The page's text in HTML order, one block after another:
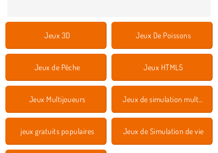
Jeux 3D Jeux De Poissons
Jeux de Pêche Jeux HTML5
Jeux Multijoueurs Jeux de simulation multijoueurs
jeux gratuits populaires Jeux de Simulation de vie